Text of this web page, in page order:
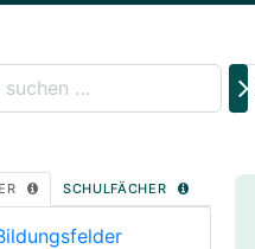
SCHULFÄCHER